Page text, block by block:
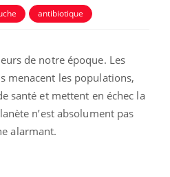
antibiotique
de notre époque. Les
menacent les populations,
santé et mettent en échec la
n’est absolument pas
alarmant.